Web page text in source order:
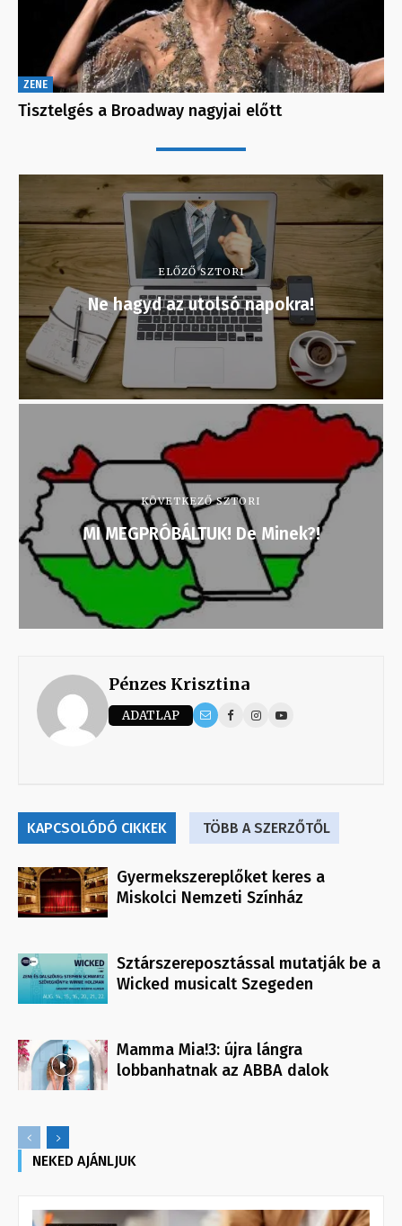
ZENE
Tisztelgés a Broadway nagyjai előtt
ELŐZŐ SZTORI
Ne hagyd az utolsó napokra!
KÖVETKEZŐ SZTORI
MI MEGPRÓBÁLTUK! De Minek?!
Pénzes Krisztina
ADATLAP
KAPCSOLÓDÓ CIKKEK TÖBB A SZERZŐTŐL
Gyermekszereplőket keres a
Miskolci Nemzeti Színház
Sztárszereposztással mutatják be a
Wicked musicalt Szegeden
Mamma Mia!3: újra lángra
lobbanhatnak az ABBA dalok
NEKED AJÁNLJUK